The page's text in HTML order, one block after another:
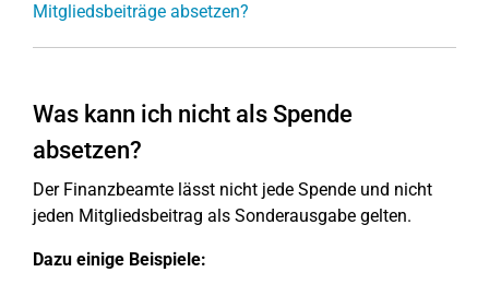
Mitgliedsbeiträge absetzen?
Was kann ich nicht als Spende
absetzen?
Der Finanzbeamte lässt nicht jede Spende und nicht
jeden Mitgliedsbeitrag als Sonderausgabe gelten.
Dazu einige Beispiele: